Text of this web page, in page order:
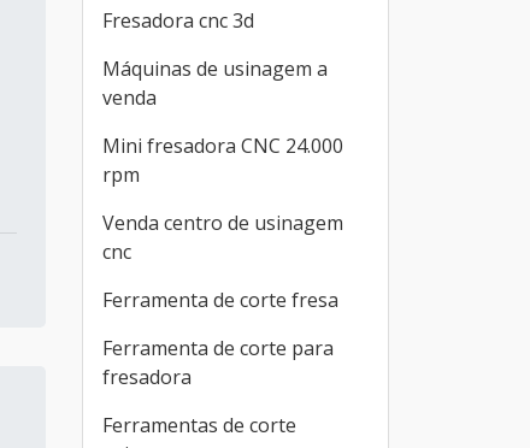
Fresadora cnc 3d
Máquinas de usinagem a
venda
Mini fresadora CNC 24.000
rpm
Venda centro de usinagem
cnc
Ferramenta de corte fresa
Ferramenta de corte para
fresadora
Ferramentas de corte